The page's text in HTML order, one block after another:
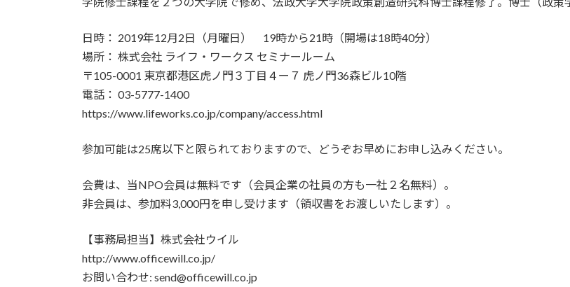
日時： 2019年12月2日（月曜日） 19時から21時（開場は18時40分）
場所： 株式会社 ライフ・ワークス セミナールーム
〒105-0001 東京都港区虎ノ門３丁目４ー７ 虎ノ門36森ビル10階
電話： 03-5777-1400
https://www.lifeworks.co.jp/company/access.html
参加可能は25席以下と限られておりますので、どうぞお早めにお申し込みください。
会費は、当NPO会員は無料です（会員企業の社員の方も一社２名無料）。
非会員は、参加料3,000円を申し受けます（領収書をお渡しいたします）。
【事務局担当】株式会社ウイル
http://www.officewill.co.jp/
お問い合わせ: send@officewill.co.jp